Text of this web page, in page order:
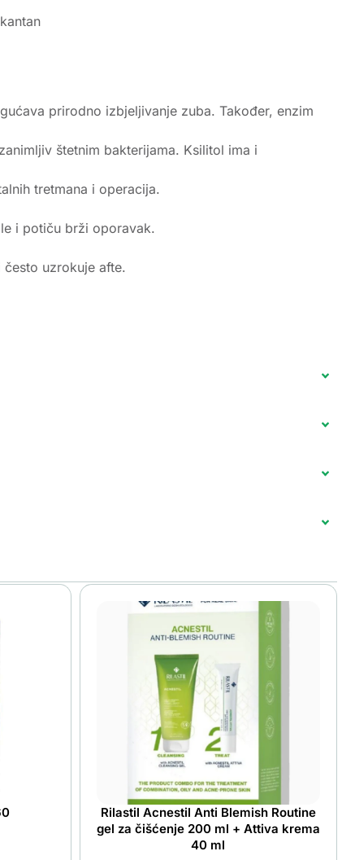
prirodno izbjeljivanje zuba. Također, enzim
štetnim bakterijama. Ksilitol ima i
tretmana i operacija.
i potiču brži oporavak.
često uzrokuje afte.
Rilastil Acnestil Anti Blemish Routine
gel za čišćenje 200 ml + Attiva krema
40 ml